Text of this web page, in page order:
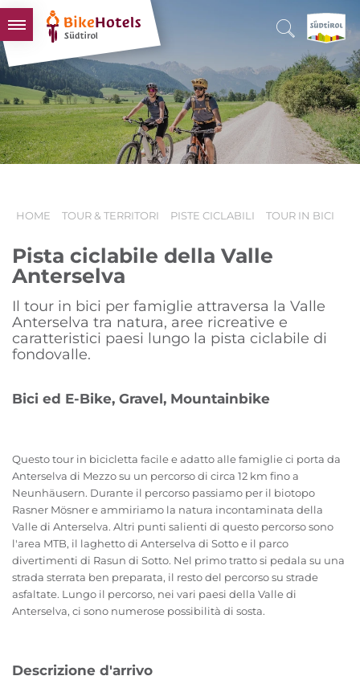
BIKEHOTELS
HOTELS & PACCHETTI
TOUR & TERRITORI
L'ALTO ADIGE & NOI
HOME TOUR & TERRITORI PISTE CICLABILI TOUR IN BICI
Pista ciclabile della Valle
Anterselva
Il tour in bici per famiglie attraversa la Valle
Anterselva tra natura, aree ricreative e
caratteristici paesi lungo la pista ciclabile di
fondovalle.
Bici ed E-Bike, Gravel, Mountainbike
Questo tour in bicicletta facile e adatto alle famiglie ci porta da
Anterselva di Mezzo su un percorso di circa 12 km fino a
Neunhäusern. Durante il percorso passiamo per il biotopo
Rasner Mösner e ammiriamo la natura incontaminata della
Valle di Anterselva. Altri punti salienti di questo percorso sono
l'area MTB, il laghetto di Anterselva di Sotto e il parco
divertimenti di Rasun di Sotto. Nel primo tratto si pedala su una
strada sterrata ben preparata, il resto del percorso su strade
asfaltate. Lungo il percorso, nei vari paesi della Valle di
Anterselva, ci sono numerose possibilità di sosta.
Descrizione d'arrivo